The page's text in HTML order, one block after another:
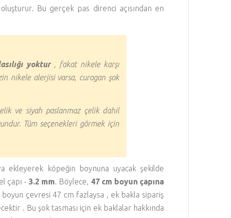
Bu gerçek pas direnci açısından en
yoktur , fakat nikele karşı
nikele alerjisi varsa, curogan şok
ve siyah paslanmaz çelik dahil
Tüm seçenekleri görmek için
ekleyerek köpeğin boynuna uyacak şekilde
çapı -3.2 mm. Böylece, 47 cm boyun çapına
çevresi 47 cm fazlaysa , ek bakla sipariş
. Bu şok tasması için ek baklalar hakkında